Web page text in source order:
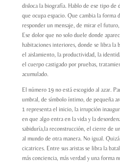
disloca la biografía. Hablo de ese tipo de
que ocupa espacio. Que cambia la forma
responder un mensaje, de mirar el
Ese dolor que no solo duele donde
habitaciones interiores, donde se libra la
el aislamiento, la productividad, la
el cuerpo castigado por pruebas,
acumulado.
El número 19 no está escogido al azar.
umbral, de símbolo íntimo, de pequeña
1 representa el inicio, la irrupción
en que algo entra en la vida y la
sabiduría,la reconstrucción, el cierre de
al mundo de otra manera. No igual.
cicatrices. Entre sus aristas se libra la
más conciencia, más verdad y una forma